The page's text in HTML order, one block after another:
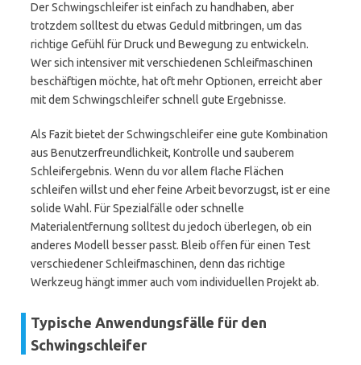
Der Schwingschleifer ist einfach zu handhaben, aber
trotzdem solltest du etwas Geduld mitbringen, um das
richtige Gefühl für Druck und Bewegung zu entwickeln.
Wer sich intensiver mit verschiedenen Schleifmaschinen
beschäftigen möchte, hat oft mehr Optionen, erreicht aber
mit dem Schwingschleifer schnell gute Ergebnisse.
Als Fazit bietet der Schwingschleifer eine gute Kombination
aus Benutzerfreundlichkeit, Kontrolle und sauberem
Schleifergebnis. Wenn du vor allem flache Flächen
schleifen willst und eher feine Arbeit bevorzugst, ist er eine
solide Wahl. Für Spezialfälle oder schnelle
Materialentfernung solltest du jedoch überlegen, ob ein
anderes Modell besser passt. Bleib offen für einen Test
verschiedener Schleifmaschinen, denn das richtige
Werkzeug hängt immer auch vom individuellen Projekt ab.
Typische Anwendungsfälle für den
Schwingschleifer